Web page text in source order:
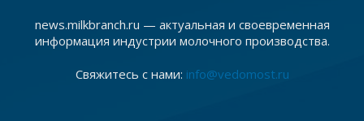
news.milkbranch.ru — актуальная и своевременная
информация индустрии молочного производства.
Свяжитесь с нами: info@vedomost.ru